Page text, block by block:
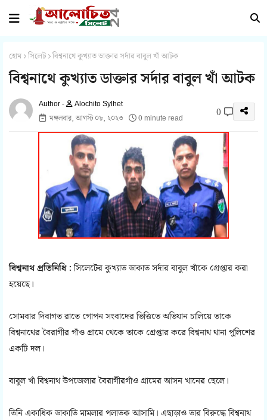
হোম সিলেট বিশ্বনাথে কুখ্যাত ডাক্তার সর্দার বাবুল খাঁ আটক
বিশ্বনাথে কুখ্যাত ডাক্তার সর্দার বাবুল খাঁ আটক
Alochito Sylhet
মঙ্গলবার, আগস্ট ০৮, ২০২৩
0 minute read 0
বিশ্বনাথ প্রতিনিধি :সিলেটের কুখ্যাত ডাকাত সর্দার বাবুল খাঁকে গ্রেপ্তার করা
হয়েছে।
সোমবার দিবাগত রাতে গোপন সংবাদের ভিত্তিতে অভিযান চালিয়ে তাকে
বিশ্বনাথের বৈরাগীর গাঁও গ্রামে থেকে তাকে গ্রেপ্তার করে বিশ্বনাথ থানা পুলিশের
একটি দল।
বাবুল খাঁ বিশ্বনাথ উপজেলার বৈরাগীরগাঁও গ্রামের আসন খানের ছেলে।
তিনি একাধিক ডাকাতি মামলার পলাতক আসামি। এছাড়াও তার বিরুদ্ধে বিশ্বনাথ